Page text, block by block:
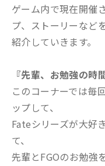
ゲーム内で現在開催
プ、ストーリーなど
紹介していきます。
『先輩、お勉強の時
このコーナーでは毎
ップして、
Fateシリーズが大好
て、
先輩とFGOのお勉強